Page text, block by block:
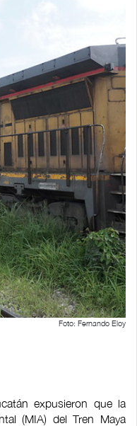
Foto: Fernando Eloy
expusieron que la
(MIA) del Tren Maya